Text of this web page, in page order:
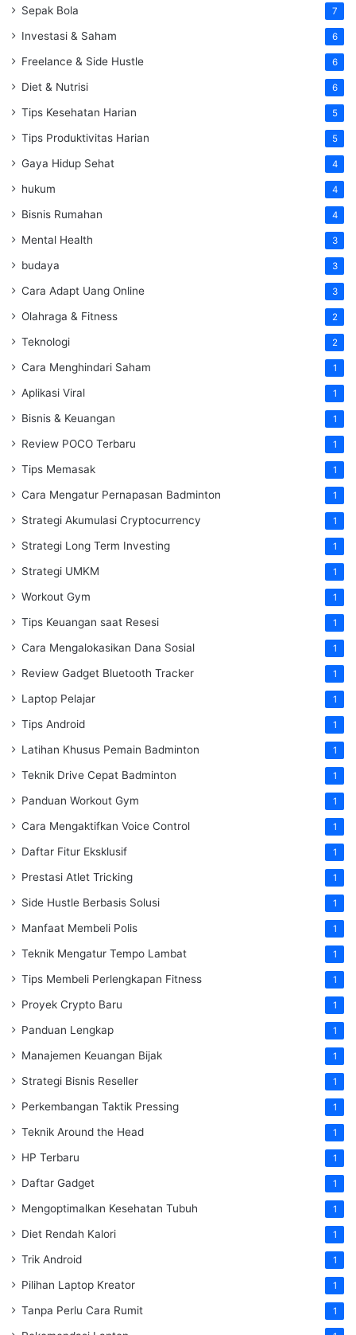
Sepak Bola 7
Investasi & Saham 6
Freelance & Side Hustle 6
Diet & Nutrisi 6
Tips Kesehatan Harian 5
Tips Produktivitas Harian 5
Gaya Hidup Sehat 4
hukum 4
Bisnis Rumahan 4
Mental Health 3
budaya 3
Cara Adapt Uang Online 3
Olahraga & Fitness 2
Teknologi 2
Cara Menghindari Saham 1
Aplikasi Viral 1
Bisnis & Keuangan 1
Review POCO Terbaru 1
Tips Memasak 1
Cara Mengatur Pernapasan Badminton 1
Strategi Akumulasi Cryptocurrency 1
Strategi Long Term Investing 1
Strategi UMKM 1
Workout Gym 1
Tips Keuangan saat Resesi 1
Cara Mengalokasikan Dana Sosial 1
Review Gadget Bluetooth Tracker 1
Laptop Pelajar 1
Tips Android 1
Latihan Khusus Pemain Badminton 1
Teknik Drive Cepat Badminton 1
Panduan Workout Gym 1
Cara Mengaktifkan Voice Control 1
Daftar Fitur Eksklusif 1
Prestasi Atlet Tricking 1
Side Hustle Berbasis Solusi 1
Manfaat Membeli Polis 1
Teknik Mengatur Tempo Lambat 1
Tips Membeli Perlengkapan Fitness 1
Proyek Crypto Baru 1
Panduan Lengkap 1
Manajemen Keuangan Bijak 1
Strategi Bisnis Reseller 1
Perkembangan Taktik Pressing 1
Teknik Around the Head 1
HP Terbaru 1
Daftar Gadget 1
Mengoptimalkan Kesehatan Tubuh 1
Diet Rendah Kalori 1
Trik Android 1
Pilihan Laptop Kreator 1
Tanpa Perlu Cara Rumit 1